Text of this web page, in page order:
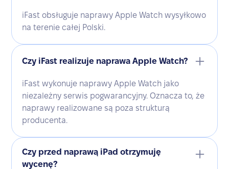
iFast obsługuje naprawy Apple Watch wysyłkowo
na terenie całej Polski.
Czy iFast realizuje naprawa Apple Watch?
iFast wykonuje naprawy Apple Watch jako
niezależny serwis pogwarancyjny. Oznacza to, że
naprawy realizowane są poza strukturą
producenta.
Czy przed naprawą iPad otrzymuję
wycenę?